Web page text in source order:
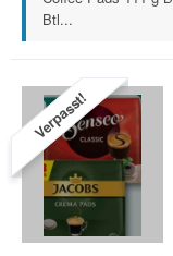
Btl...
Verpasst!